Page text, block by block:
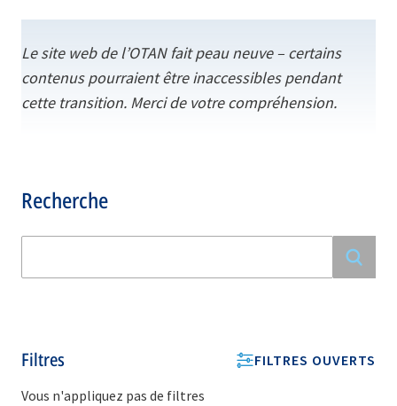
Le site web de l’OTAN fait peau neuve – certains
contenus pourraient être inaccessibles pendant
cette transition. Merci de votre compréhension.
Recherche
Filtres
FILTRES OUVERTS
Vous n'appliquez pas de filtres